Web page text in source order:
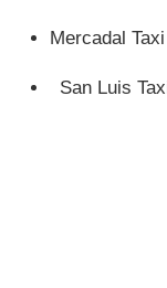
Mercadal
San Luis